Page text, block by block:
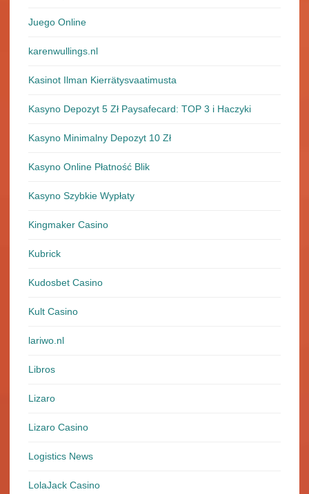
Juego Online
karenwullings.nl
Kasinot Ilman Kierrätysvaatimusta
Kasyno Depozyt 5 Zł Paysafecard: TOP 3 i Haczyki
Kasyno Minimalny Depozyt 10 Zł
Kasyno Online Płatność Blik
Kasyno Szybkie Wypłaty
Kingmaker Casino
Kubrick
Kudosbet Casino
Kult Casino
lariwo.nl
Libros
Lizaro
Lizaro Casino
Logistics News
LolaJack Casino